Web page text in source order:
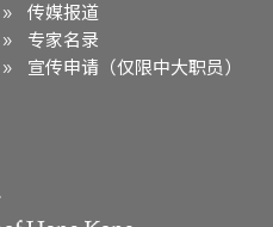
传媒报道
专家名录
宣传申请（仅限中大职员）